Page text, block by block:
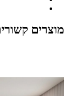
מוצרים